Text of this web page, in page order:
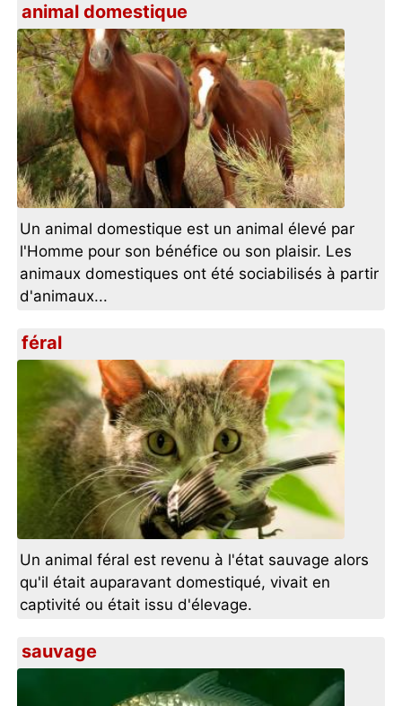
animal domestique
Un animal domestique est un animal élevé par
l'Homme pour son bénéfice ou son plaisir. Les
animaux domestiques ont été sociabilisés à partir
d'animaux...
féral
Un animal féral est revenu à l'état sauvage alors
qu'il était auparavant domestiqué, vivait en
captivité ou était issu d'élevage.
sauvage